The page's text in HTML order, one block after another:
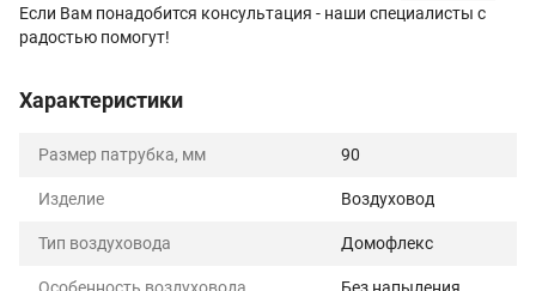
Если Вам понадобится консультация - наши специалисты с
радостью помогут!
Характеристики
Размер патрубка, мм 90
Изделие Воздуховод
Тип воздуховода Домофлекс
Особенность воздуховода Без напыления